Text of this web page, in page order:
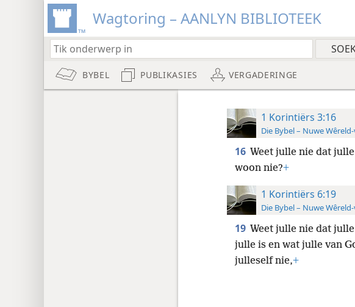
Wagtoring – AANLYN BIBLIOTEEK
BYBEL PUBLIKASIES VERGADERINGE
1 Korintiërs 3:16
Die Bybel – Nuwe
16 Weet julle nie dat
woon nie?+
1 Korintiërs 6:19
Die Bybel – Nuwe
19 Weet julle nie dat
julle is en wat julle van
julleself nie,+